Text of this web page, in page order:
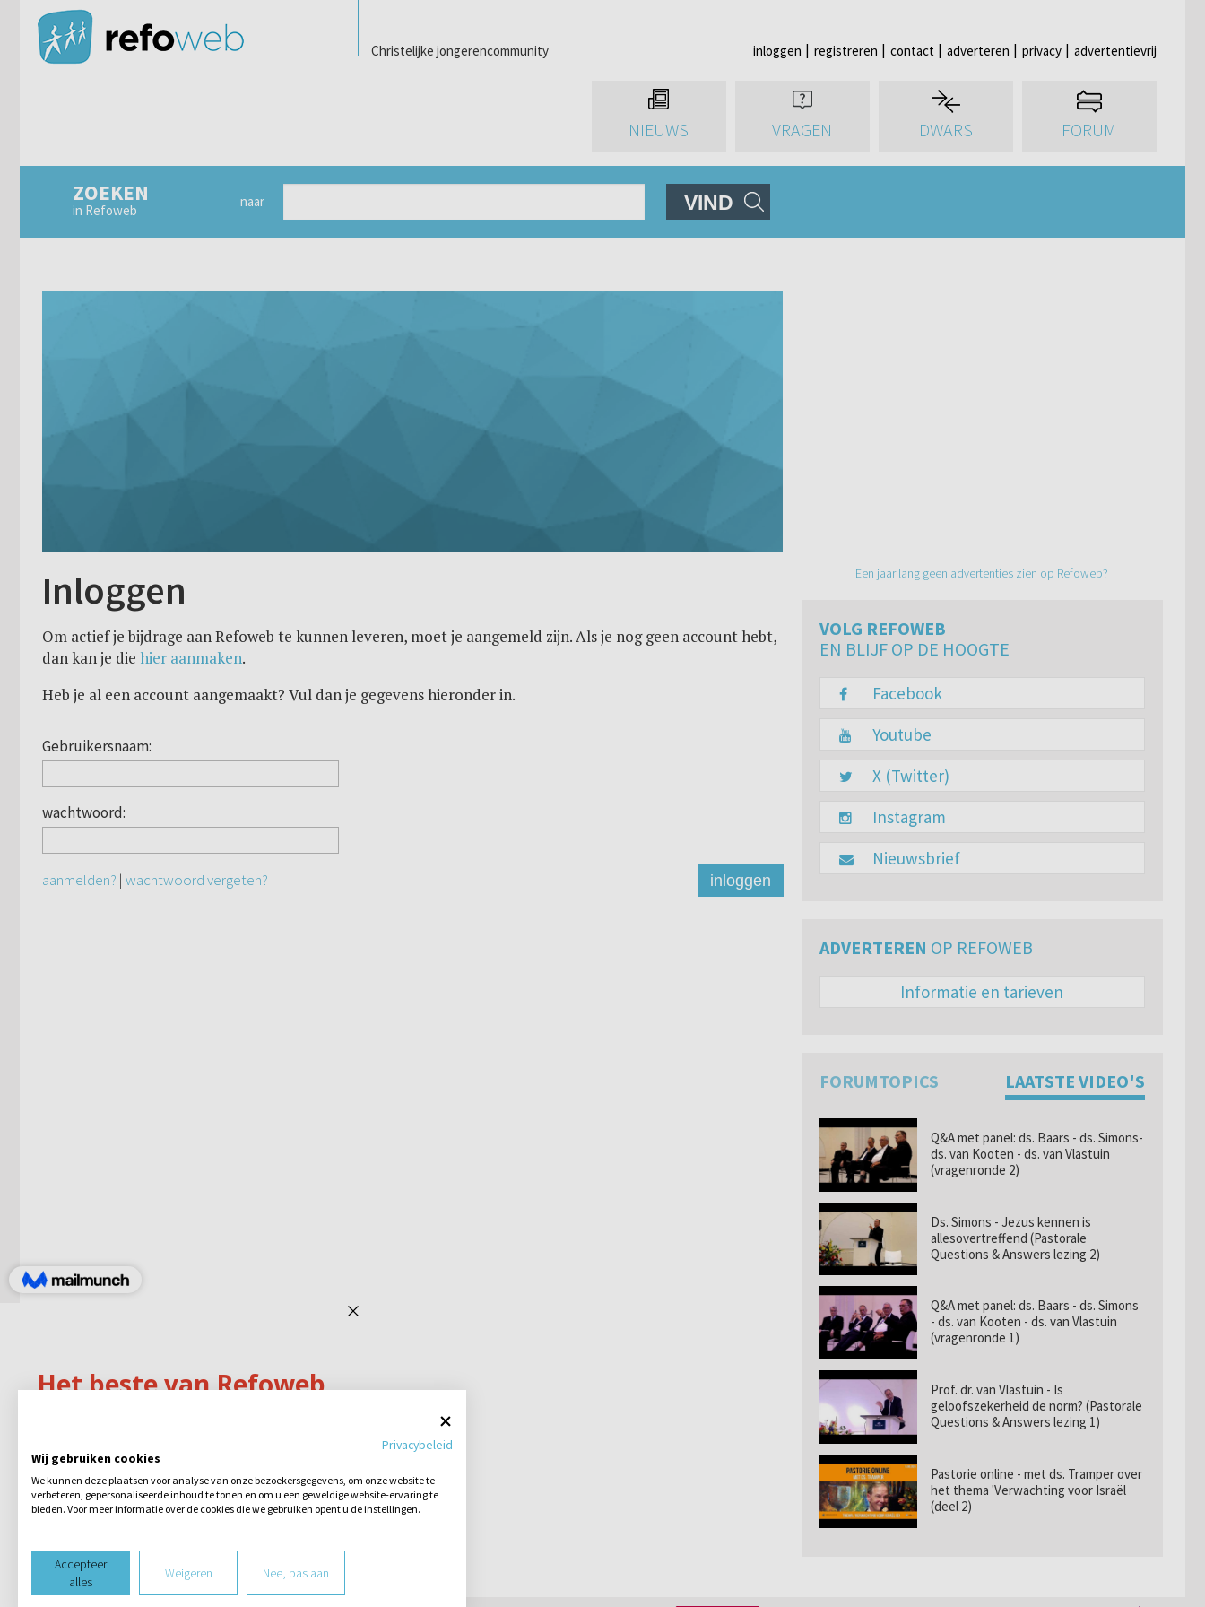
Christelijke jongerencommunity inloggen registreren contact adverteren privacy advertentievrij
NIEUWS VRAGEN DWARS FORUM
ZOEKEN
in Refoweb
naar VIND
Inloggen
Om actief je bijdrage aan Refoweb te kunnen leveren, moet je aangemeld zijn. Als je nog geen account hebt,
dan kan je die hier aanmaken.
Heb je al een account aangemaakt? Vul dan je gegevens hieronder in.
Gebruikersnaam:
wachtwoord:
aanmelden? | wachtwoord vergeten? inloggen
Een jaar lang geen advertenties zien op Refoweb?
VOLG REFOWEB
EN BLIJF OP DE HOOGTE
Facebook
Youtube
X (Twitter)
Instagram
Nieuwsbrief
ADVERTEREN OP REFOWEB
Informatie en tarieven
FORUMTOPICS LAATSTE VIDEO'S
Q&A met panel: ds. Baars - ds. Simons-
ds. van Kooten - ds. van Vlastuin
(vragenronde 2)
Ds. Simons - Jezus kennen is
allesovertreffend (Pastorale
Questions & Answers lezing 2)
Q&A met panel: ds. Baars - ds. Simons
- ds. van Kooten - ds. van Vlastuin
(vragenronde 1)
Prof. dr. van Vlastuin - Is
geloofszekerheid de norm? (Pastorale
Questions & Answers lezing 1)
Pastorie online - met ds. Tramper over
het thema 'Verwachting voor Israël
(deel 2)
Privacybeleid
Wij gebruiken cookies
We kunnen deze plaatsen voor analyse van onze bezoekersgegevens, om onze website te
verbeteren, gepersonaliseerde inhoud te tonen en om u een geweldige website-ervaring te
bieden. Voor meer informatie over de cookies die we gebruiken opent u de instellingen.
Accepteer
alles
Weigeren Nee, pas aan